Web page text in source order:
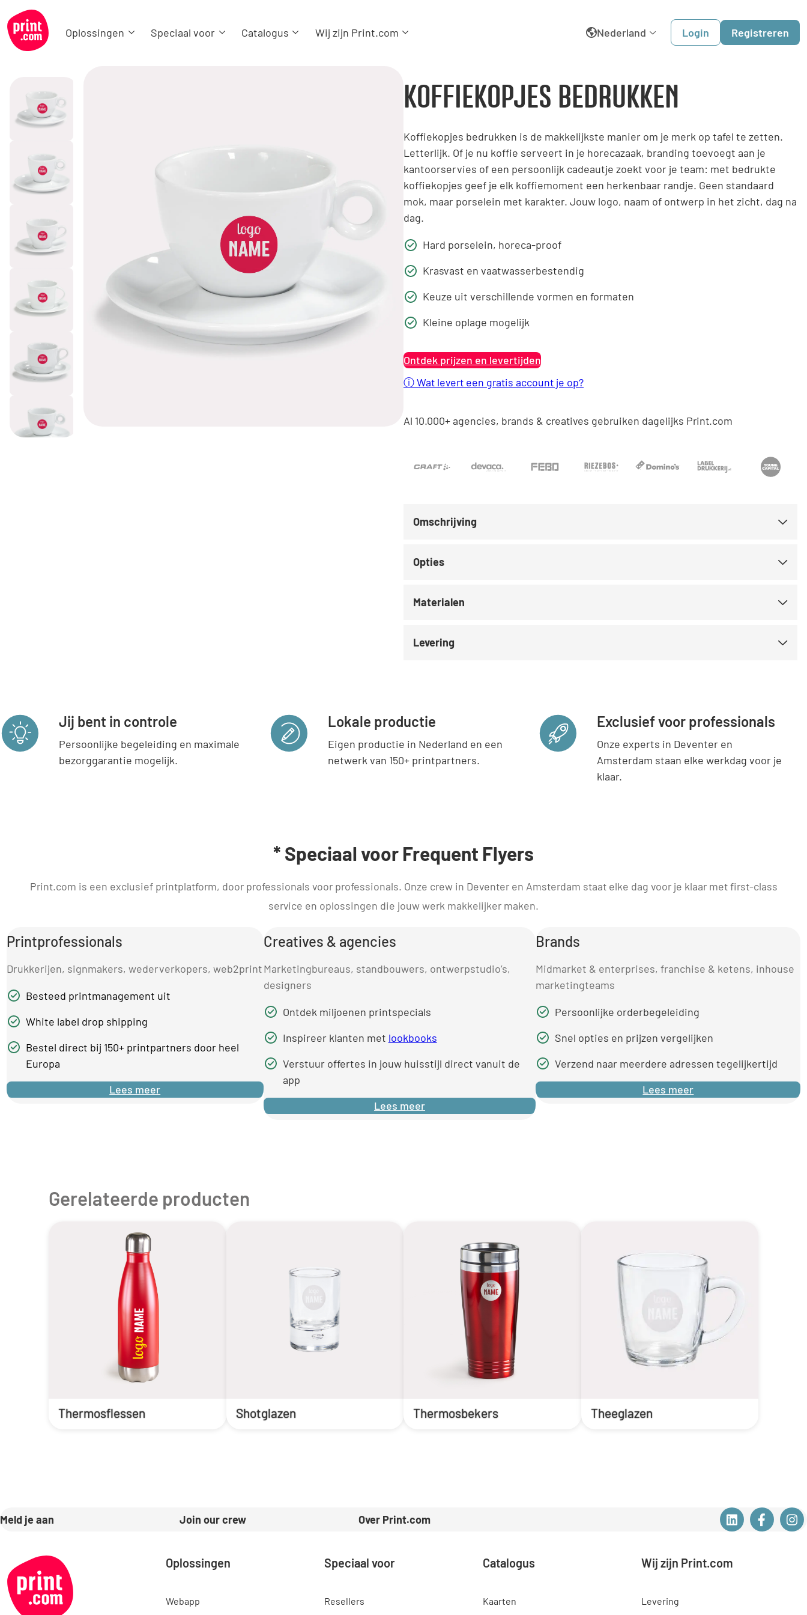
Oplossingen Speciaal voor Catalogus Wij zijn Print.com Nederland
België
Belgique
Dansk
Deutschland
Italia
Login Registreren
KOFFIEKOPJES BEDRUKKEN
Koffiekopjes bedrukken is de makkelijkste manier om je merk op tafel te zetten.
Letterlijk. Of je nu koffie serveert in je horecazaak, branding toevoegt aan je
kantoorservies of een persoonlijk cadeautje zoekt voor je team: met bedrukte
koffiekopjes geef je elk koffiemoment een herkenbaar randje. Geen standaard
mok, maar porselein met karakter. Jouw logo, naam of ontwerp in het zicht, dag na
dag.
Hard porselein, horeca-proof
Krasvast en vaatwasserbestendig
Keuze uit verschillende vormen en formaten
Kleine oplage mogelijk
Ontdek prijzen en levertijden
ⓘWat levert een gratis account je op?
Al 10.000+ agencies, brands & creatives gebruiken dagelijks Print.com
Omschrijving
Opties
Materialen
Levering
Jij bent in controle
Persoonlijke begeleiding en maximale
bezorggarantie mogelijk.
Lokale productie
Eigen productie in Nederland en een
netwerk van 150+ printpartners.
Exclusief voor professionals
Onze experts in Deventer en
Amsterdam staan elke werkdag voor je
klaar.
* Speciaal voor Frequent Flyers
Print.com is een exclusief printplatform, door professionals voor professionals. Onze crew in Deventer en Amsterdam staat elke dag voor je klaar met first-class
service en oplossingen die jouw werk makkelijker maken.
Printprofessionals
Drukkerijen, signmakers, wederverkopers, web2print
Besteed printmanagement uit
White label drop shipping
Bestel direct bij 150+ printpartners door heel
Europa
Lees meer
Creatives & agencies
Marketingbureaus, standbouwers, ontwerpstudio’s,
designers
Ontdek miljoenen printspecials
Inspireer klanten met lookbooks
Verstuur offertes in jouw huisstijl direct vanuit de
app
Lees meer
Brands
Midmarket & enterprises, franchise & ketens, inhouse
marketingteams
Persoonlijke orderbegeleiding
Snel opties en prijzen vergelijken
Verzend naar meerdere adressen tegelijkertijd
Lees meer
Gerelateerde producten
Thermosflessen Shotglazen Thermosbekers Theeglazen
Meld je aan Join our crew Over Print.com
Oplossingen
Webapp
Speciaal voor
Resellers
Catalogus
Kaarten
Wij zijn Print.com
Levering